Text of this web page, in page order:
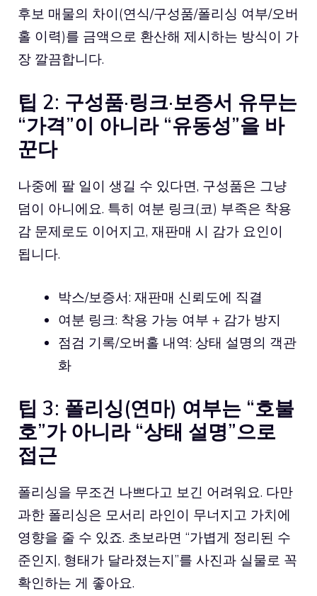
후보 매물의 차이(연식/구성품/폴리싱 여부/오버
홀 이력)를 금액으로 환산해 제시하는 방식이 가
장 깔끔합니다.
팁 2: 구성품·링크·보증서 유무는
“가격”이 아니라 “유동성”을 바
꾼다
나중에 팔 일이 생길 수 있다면, 구성품은 그냥
덤이 아니에요. 특히 여분 링크(코) 부족은 착용
감 문제로도 이어지고, 재판매 시 감가 요인이
됩니다.
박스/보증서: 재판매 신뢰도에 직결
여분 링크: 착용 가능 여부 + 감가 방지
점검 기록/오버홀 내역: 상태 설명의 객관
화
팁 3: 폴리싱(연마) 여부는 “호불
호”가 아니라 “상태 설명”으로
접근
폴리싱을 무조건 나쁘다고 보긴 어려워요. 다만
과한 폴리싱은 모서리 라인이 무너지고 가치에
영향을 줄 수 있죠. 초보라면 “가볍게 정리된 수
준인지, 형태가 달라졌는지”를 사진과 실물로 꼭
확인하는 게 좋아요.